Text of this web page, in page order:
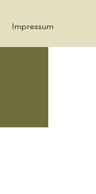
Impressum